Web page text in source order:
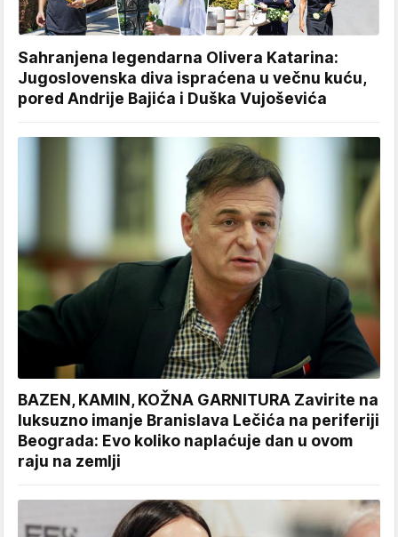
Sahranjena legendarna Olivera Katarina:
Jugoslovenska diva ispraćena u večnu kuću,
pored Andrije Bajića i Duška Vujoševića
BAZEN, KAMIN, KOŽNA GARNITURA Zavirite na
luksuzno imanje Branislava Lečića na periferiji
Beograda: Evo koliko naplaćuje dan u ovom
raju na zemlji